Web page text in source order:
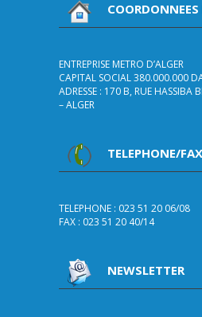
COORDONNEES
ENTREPRISE METRO D’ALGER
CAPITAL SOCIAL 380.000.000
ADRESSE : 170 B, RUE HASSIBA
– ALGER
TELEPHONE/FAX
TELEPHONE : 023 51 20 06/08
FAX : 023 51 20 40/14
NEWSLETTER